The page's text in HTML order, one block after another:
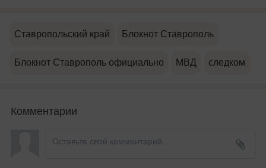
Ставропольский край Блокнот Ставрополь
Блокнот Ставрополь официально МВД следком
Комментарии